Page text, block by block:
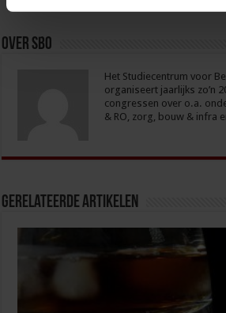
Over sbo
Het Studiecentrum voor
organiseert jaarlijks zo’n
congressen over o.a.
& RO, zorg, bouw & infra
Gerelateerde Artikelen